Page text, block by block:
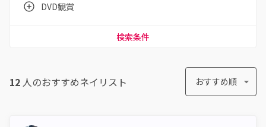
DVD観賞
検索条件
12 人のおすすめネイリスト おすすめ順